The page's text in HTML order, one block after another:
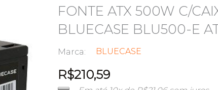
FONTE ATX 500W C/
BLUECASE BLU500-E
Marca: BLUECASE
R$210,59